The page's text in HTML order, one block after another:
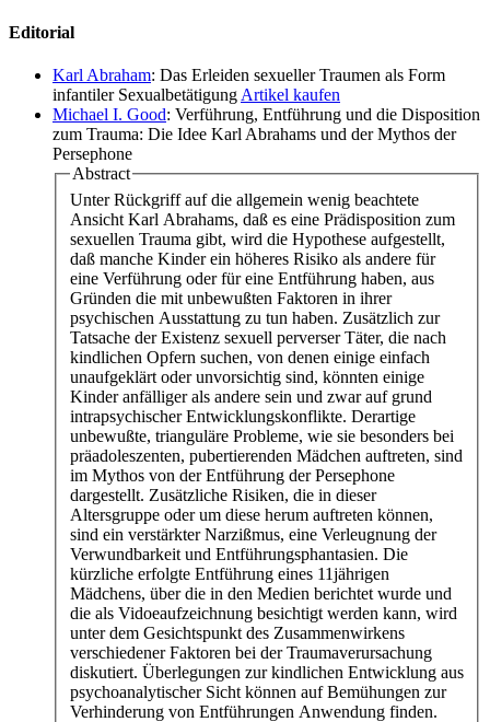
Editorial
Karl Abraham: Das Erleiden sexueller Traumen als Form
infantiler Sexualbetätigung Artikel kaufen
Michael I. Good: Verführung, Entführung und die Disposition
zum Trauma: Die Idee Karl Abrahams und der Mythos der
Persephone
Abstract
Unter Rückgriff auf die allgemein wenig beachtete
Ansicht Karl Abrahams, daß es eine Prädisposition zum
sexuellen Trauma gibt, wird die Hypothese aufgestellt,
daß manche Kinder ein höheres Risiko als andere für
eine Verführung oder für eine Entführung haben, aus
Gründen die mit unbewußten Faktoren in ihrer
psychischen Ausstattung zu tun haben. Zusätzlich zur
Tatsache der Existenz sexuell perverser Täter, die nach
kindlichen Opfern suchen, von denen einige einfach
unaufgeklärt oder unvorsichtig sind, könnten einige
Kinder anfälliger als andere sein und zwar auf grund
intrapsychischer Entwicklungskonflikte. Derartige
unbewußte, trianguläre Probleme, wie sie besonders bei
präadoleszenten, pubertierenden Mädchen auftreten, sind
im Mythos von der Entführung der Persephone
dargestellt. Zusätzliche Risiken, die in dieser
Altersgruppe oder um diese herum auftreten können,
sind ein verstärkter Narzißmus, eine Verleugnung der
Verwundbarkeit und Entführungsphantasien. Die
kürzliche erfolgte Entführung eines 11jährigen
Mädchens, über die in den Medien berichtet wurde und
die als Vidoeaufzeichnung besichtigt werden kann, wird
unter dem Gesichtspunkt des Zusammenwirkens
verschiedener Faktoren bei der Traumaverursachung
diskutiert. Überlegungen zur kindlichen Entwicklung aus
psychoanalytischer Sicht können auf Bemühungen zur
Verhinderung von Entführungen Anwendung finden.